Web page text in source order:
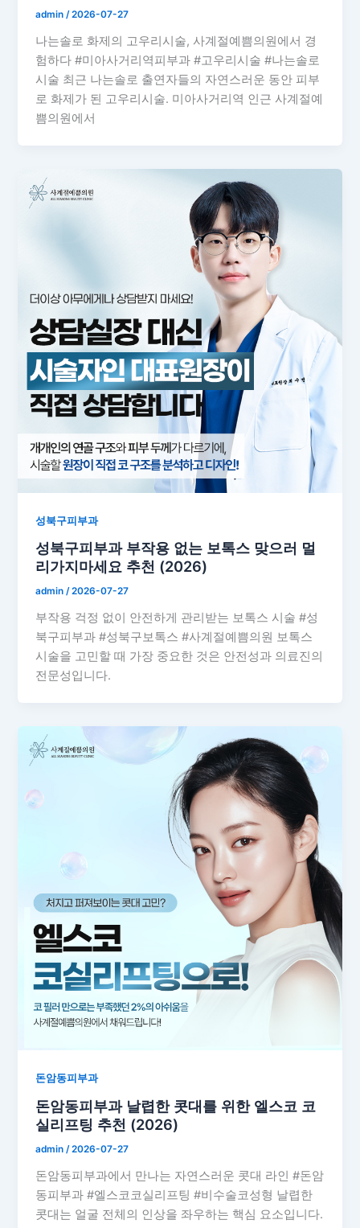
admin/2026-07-27
나는솔로 화제의 고우리시술, 사계절예쁨의원에서 경
험하다 #미아사거리역피부과 #고우리시술 #나는솔로
시술 최근 나는솔로 출연자들의 자연스러운 동안 피부
로 화제가 된 고우리시술. 미아사거리역 인근 사계절예
쁨의원에서
성북구피부과
성북구피부과 부작용 없는 보톡스 맞으러 멀
리가지마세요 추천 (2026)
admin/2026-07-27
부작용 걱정 없이 안전하게 관리받는 보톡스 시술 #성
북구피부과 #성북구보톡스 #사계절예쁨의원 보톡스
시술을 고민할 때 가장 중요한 것은 안전성과 의료진의
전문성입니다.
돈암동피부과
돈암동피부과 날렵한 콧대를 위한 엘스코 코
실리프팅 추천 (2026)
admin/2026-07-27
돈암동피부과에서 만나는 자연스러운 콧대 라인 #돈암
동피부과 #엘스코코실리프팅 #비수술코성형 날렵한
콧대는 얼굴 전체의 인상을 좌우하는 핵심 요소입니다.